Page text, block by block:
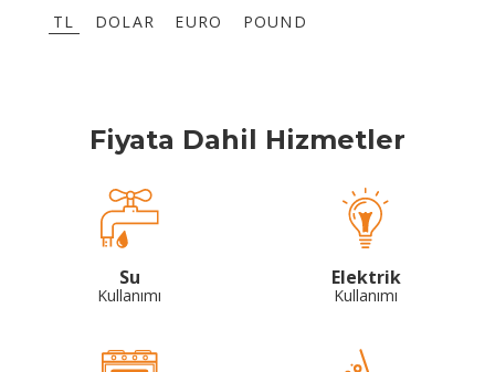
TL DOLAR EURO POUND
Fiyata Dahil Hizmetler
Su
Kullanımı
Elektrik
Kullanımı